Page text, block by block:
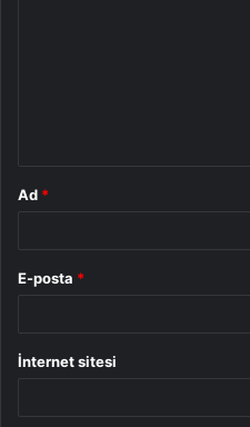
Ad *
E-posta *
İnternet sitesi